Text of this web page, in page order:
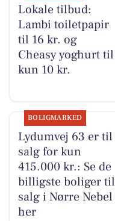
Lokale tilbud:
Lambi toiletpapir
til 16 kr. og
Cheasy yoghurt til
kun 10 kr.
BOLIGMARKED
Lydumvej 63 er til
salg for kun
415.000 kr.: Se de
billigste boliger til
salg i Nørre Nebel
her